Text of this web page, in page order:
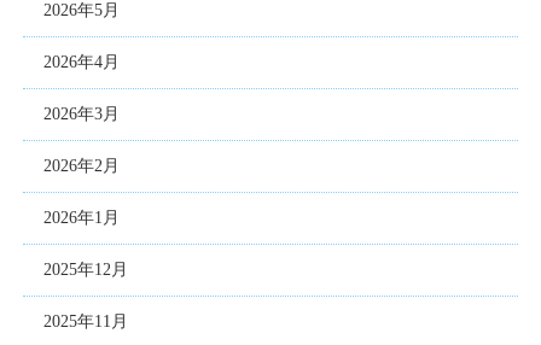
2026年5月
2026年4月
2026年3月
2026年2月
2026年1月
2025年12月
2025年11月